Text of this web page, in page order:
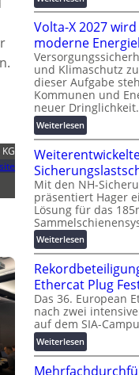
g
l
ö
s
u
n
g
e
n
t
z
u
n
d
d
i
g
i
t
a
l
e
T
r
a
n
s
p
a
r
e
n
z
M
a
s
c
h
i
n
e
n
b
a
u
:
F
o
r
s
c
h
u
n
g
s
f
ö
r
Volta-X 2027
moderne
und Klimaschutz
dieser Aufgabe
Kommunen und
neuer Dringlichkeit.
Weiterlesen:
V
o
l
t
a
-
X
2
0
2
7
w
i
r
z
u
Mit den NH-
präsentiert Hager
Lösung für das
Weiterlesen:
W
e
i
t
e
r
n
t
Ethercat Plug
Das 36. European
nach zwei
auf dem SIA-
Weiterlesen:
R
e